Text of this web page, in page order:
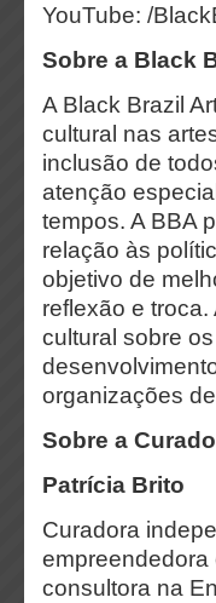
YouTube: /
Sobre a Black
A Black Brazil
cultural nas
inclusão de
atenção
tempos. A BBA
relação às
objetivo de
reflexão e
cultural sobre
organizações
Sobre a
Patrícia Brito
Curadora
empreendedora
consultora na